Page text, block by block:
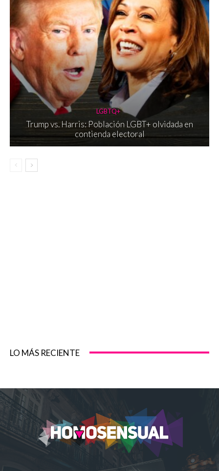
LGBTQ+
Trump vs. Harris: Población LGBT+ olvidada en
contienda electoral
LO MÁS RECIENTE